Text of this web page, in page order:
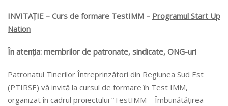
INVITAȚIE – Curs de formare TestIMM – Programul Start Up
Nation
În atenția: membrilor de patronate, sindicate, ONG-uri
Patronatul Tinerilor Întreprinzători din Regiunea Sud Est
(PTIRSE) vă invită la cursul de formare în Test IMM,
organizat în cadrul proiectului “TestIMM – Îmbunătățirea